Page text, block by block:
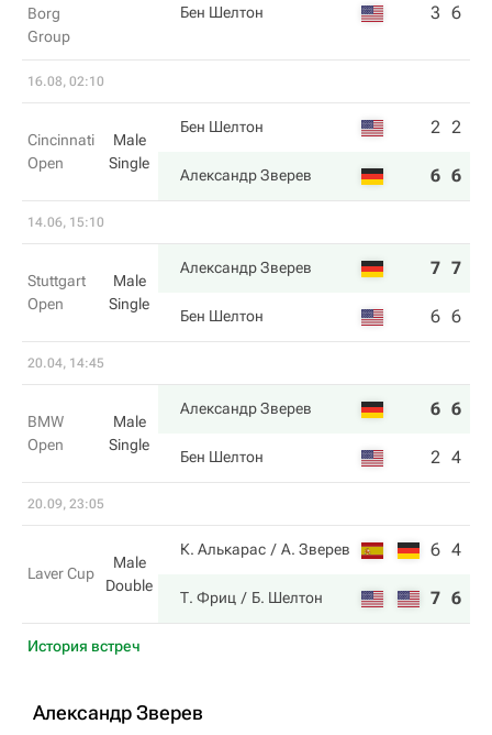
Borg
Group
Бен Шелтон 3 6
16.08, 02:10
Cincinnati
Open
Male
Single
Бен Шелтон 2 2
Александр Зверев 6 6
14.06, 15:10
Stuttgart
Open
Male
Single
Александр Зверев 7 7
Бен Шелтон 6 6
20.04, 14:45
BMW
Open
Male
Single
Александр Зверев 6 6
Бен Шелтон 2 4
20.09, 23:05
Laver Cup
Male
Double
К. Алькарас А. Зверев 6 4
Т. Фриц Б. Шелтон 7 6
История встреч
Александр Зверев